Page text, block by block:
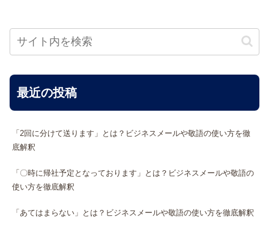
最近の投稿
「2回に分けて送ります」とは？ビジネスメールや敬語の使い方を徹
底解釈
「〇時に帰社予定となっております」とは？ビジネスメールや敬語の
使い方を徹底解釈
「あてはまらない」とは？ビジネスメールや敬語の使い方を徹底解釈